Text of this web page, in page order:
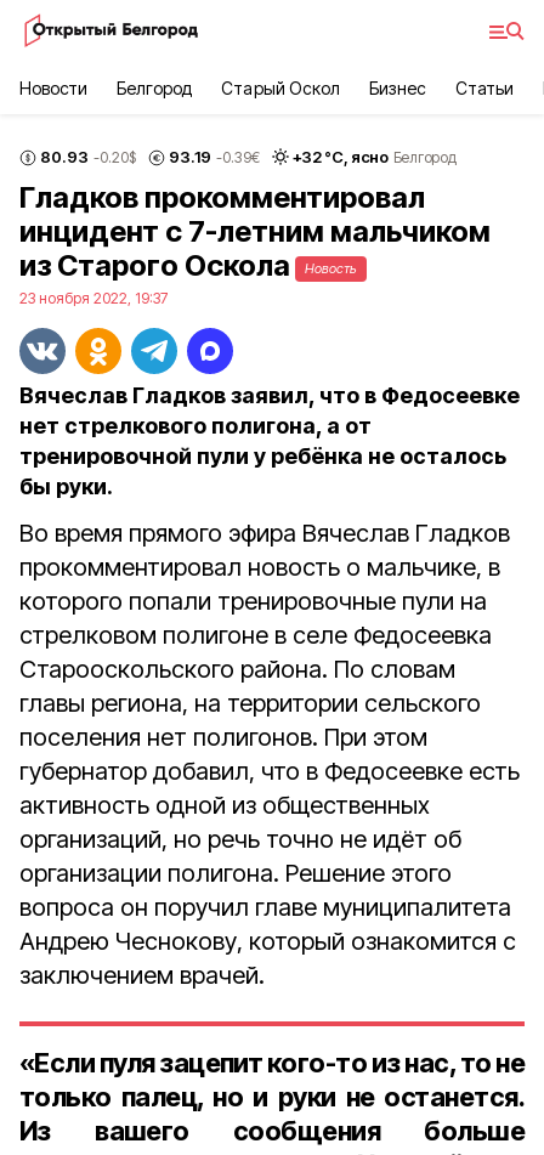
Новости Белгород Старый Оскол Бизнес Статьи
80.93 -0.20$ 93.19 -0.39€ +32°С, ясно Белгород
Гладков прокомментировал
инцидент с 7-летним мальчиком
из Старого Оскола
Новость
23 ноября 2022, 19:37
Вячеслав Гладков заявил, что в Федосеевке
нет стрелкового полигона, а от
тренировочной пули у ребёнка не осталось
бы руки.
Во время прямого эфира Вячеслав Гладков
прокомментировал новость о мальчике, в
которого попали тренировочные пули на
стрелковом полигоне в селе Федосеевка
Старооскольского района. По словам
главы региона, на территории сельского
поселения нет полигонов. При этом
губернатор добавил, что в Федосеевке есть
активность одной из общественных
организаций, но речь точно не идёт об
организации полигона. Решение этого
вопроса он поручил главе муниципалитета
Андрею Чеснокову, который ознакомится с
заключением врачей.
«Если пуля зацепит кого-то из нас, то не
только палец, но и руки не останется.
Из вашего сообщения больше